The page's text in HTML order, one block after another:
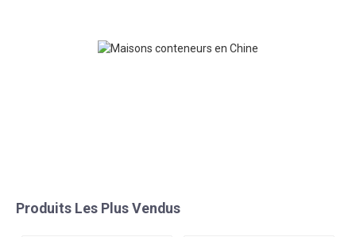
Produits Les Plus Vendus